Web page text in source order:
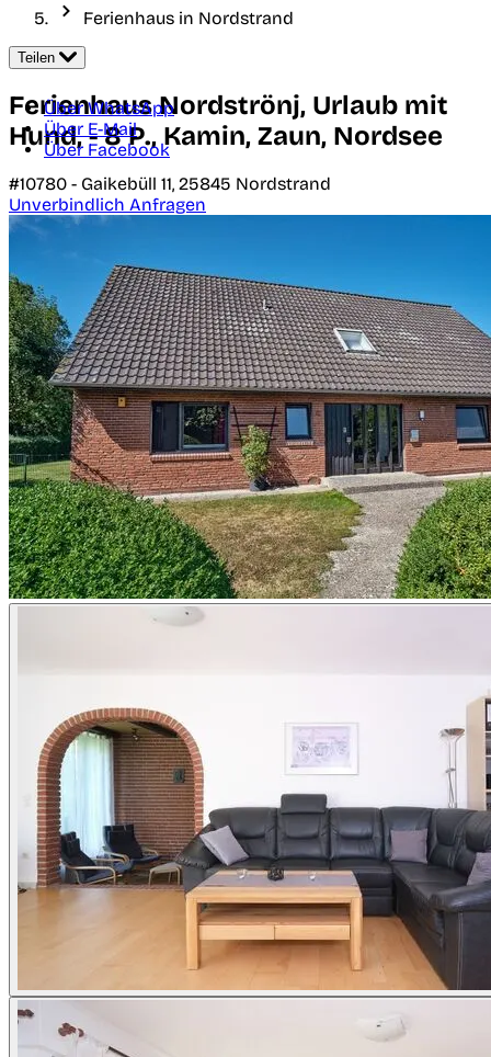
Ferienhaus in Nordstrand
Teilen
Über WhatsApp
Über E-Mail
Über Facebook
Ferienhaus Nordströnj, Urlaub mit
Hund, - 8 P., Kamin, Zaun, Nordsee
#10780 - Gaikebüll 11, 25845 Nordstrand
Unverbindlich Anfragen